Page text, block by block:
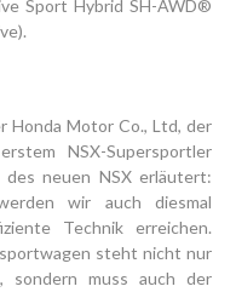
Sport Hybrid SH-AWD®
Honda Motor Co., Ltd, der
NSX-Supersportler
neuen NSX erläutert:
wir auch diesmal
Technik erreichen.
steht nicht nur
sondern muss auch der